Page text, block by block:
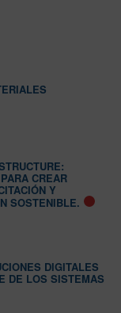
CREAR
Y
SOSTENIBLE.
DIGITALES
DE LOS SISTEMAS